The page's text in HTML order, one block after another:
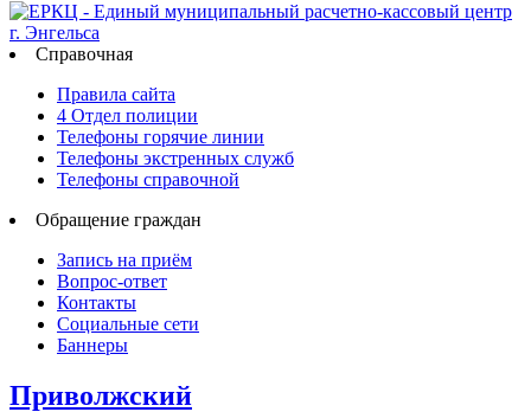
Справочная
Правила сайта
4 Отдел полиции
Телефоны горячие линии
Телефоны экстренных служб
Телефоны справочной
Обращение граждан
Запись на приём
Вопрос-ответ
Контакты
Социальные сети
Баннеры
Приволжский